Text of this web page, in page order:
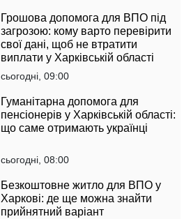
Грошова допомога для ВПО під
загрозою: кому варто перевірити
свої дані, щоб не втратити
виплати у Харківській області
сьогодні, 09:00
Гуманітарна допомога для
пенсіонерів у Харківській області:
що саме отримають українці
сьогодні, 08:00
Безкоштовне житло для ВПО у
Харкові: де ще можна знайти
прийнятний варіант